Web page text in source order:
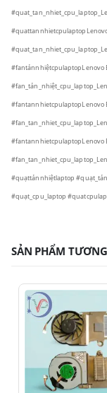
#quattannhietcpulaptopLenovo
#fantảnnhiệtcpulaptopLenovo
#fantannhietcpulaptopLenovo
#fantannhietcpulaptopLenovo
#quạttảnnhiệtlaptop
#quạt_cpu_laptop
SẢN PHẨM